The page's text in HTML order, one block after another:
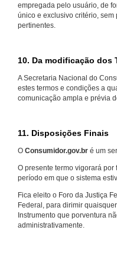
empregada pelo usuário, de
único e exclusivo critério,
pertinentes.
10. Da modificação dos
A Secretaria Nacional do
estes termos e condições a
comunicação ampla e prévia
11. Disposições Finais
O Consumidor.gov.br é um
O presente termo vigorará
período em que o sistema
Fica eleito o Foro da Justiça
Federal, para dirimir
Instrumento que porventura
administrativamente.